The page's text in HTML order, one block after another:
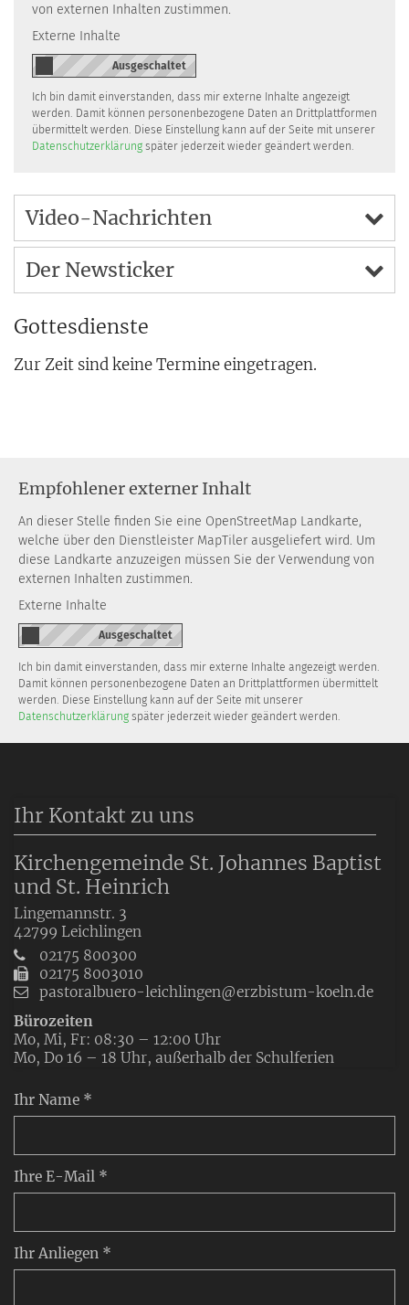
von externen Inhalten zustimmen.
Externe Inhalte
Ich bin damit einverstanden, dass mir externe Inhalte angezeigt
werden. Damit können personenbezogene Daten an Drittplattformen
übermittelt werden. Diese Einstellung kann auf der Seite mit unserer
Datenschutzerklärung später jederzeit wieder geändert werden.
Video-Nachrichten
Der Newsticker
Gottesdienste
Zur Zeit sind keine Termine eingetragen.
Empfohlener externer Inhalt
An dieser Stelle finden Sie eine OpenStreetMap Landkarte,
welche über den Dienstleister MapTiler ausgeliefert wird. Um
diese Landkarte anzuzeigen müssen Sie der Verwendung von
externen Inhalten zustimmen.
Externe Inhalte
Ich bin damit einverstanden, dass mir externe Inhalte angezeigt werden.
Damit können personenbezogene Daten an Drittplattformen übermittelt
werden. Diese Einstellung kann auf der Seite mit unserer
Datenschutzerklärung später jederzeit wieder geändert werden.
Ihr Name *
Ihre E-Mail *
Ihr Anliegen *
Ihr Kontakt zu uns
Kirchengemeinde St. Johannes Baptist
und St. Heinrich
Lingemannstr. 3
42799 Leichlingen
02175 800300
02175 8003010
pastoralbuero-leichlingen@erzbistum-koeln.de
Bürozeiten
Mo, Mi, Fr: 08:30 – 12:00 Uhr
Mo, Do 16 – 18 Uhr, außerhalb der Schulferien